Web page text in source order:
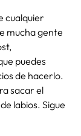
cualquier
mucha gente
puedes
de hacerlo.
sacar el
labios. Sigue